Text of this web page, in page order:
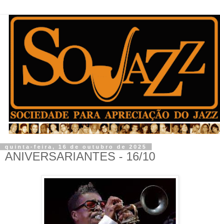
quinta-feira, 16 de outubro de 2025
ANIVERSARIANTES - 16/10